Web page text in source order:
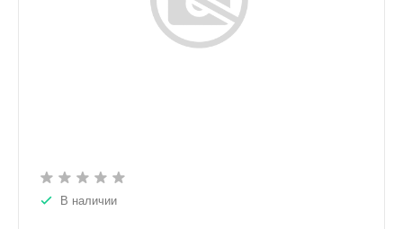
В наличии